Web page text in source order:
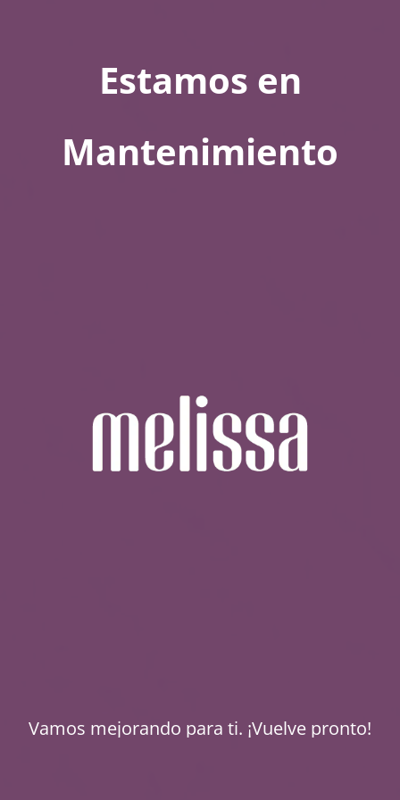
Estamos en
Mantenimiento
Vamos mejorando para ti. ¡Vuelve pronto!